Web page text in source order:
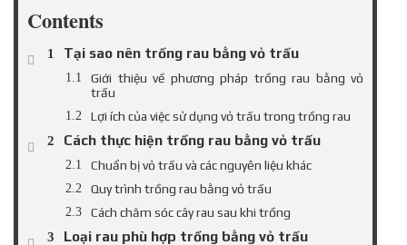
Contents
Tại sao nên trồng rau bằng vỏ trấu
Giới thiệu về phương pháp trồng rau bằng vỏ
trấu
Lợi ích của việc sử dụng vỏ trấu trong trồng rau
Cách thực hiện trồng rau bằng vỏ trấu
Chuẩn bị vỏ trấu và các nguyên liệu khác
Quy trình trồng rau bằng vỏ trấu
Cách chăm sóc cây rau sau khi trồng
Loại rau phù hợp trồng bằng vỏ trấu